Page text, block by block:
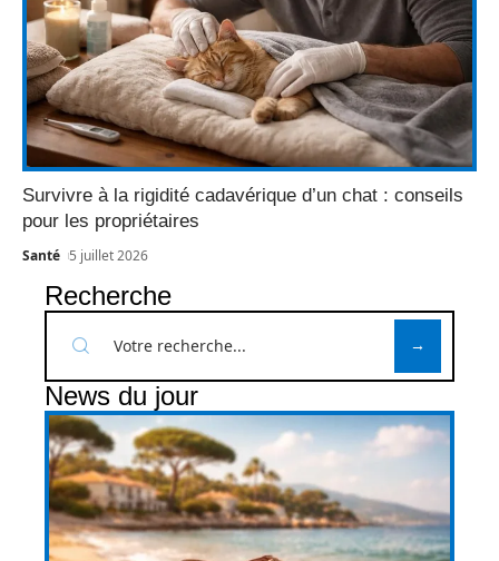
Survivre à la rigidité cadavérique d’un chat : conseils
pour les propriétaires
Santé 5 juillet 2026
Recherche
News du jour